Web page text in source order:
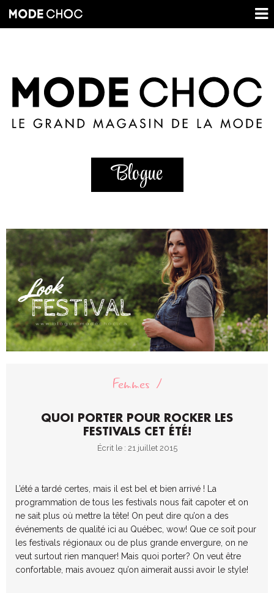
Blogue
Femmes
QUOI PORTER POUR ROCKER LES
FESTIVALS CET ÉTÉ!
Écrit le : 21 juillet 2015
L’été a tardé certes, mais il est bel et bien arrivé ! La
programmation de tous les festivals nous fait capoter et on
ne sait plus où mettre la tête! On peut dire qu’on a des
événements de qualité ici au Québec, wow! Que ce soit pour
les festivals régionaux ou de plus grande envergure, on ne
veut surtout rien manquer! Mais quoi porter? On veut être
confortable, mais avouez qu’on aimerait aussi avoir le style!